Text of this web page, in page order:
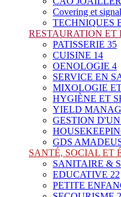
Covering et
TECHNIQUES
RESTAURATION ET
PATISSERIE 35
CUISINE 14
OENOLOGIE 4
SERVICE EN
MIXOLOGIE
HYGIÈNE ET
YIELD
GESTION
GDS
SANTÉ, SOCIAL ET
SANITAIRE &
EDUCATIVE 22
PETITE